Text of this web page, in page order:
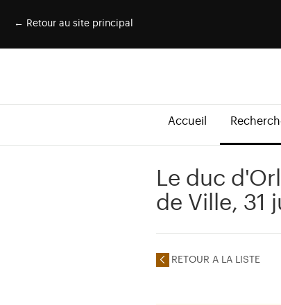
← Retour au site principal
Accueil
Le duc
de Ville, 31
RETOUR A LA LISTE